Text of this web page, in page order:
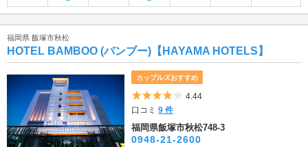
福岡県 飯塚市秋松
HOTEL BAMBOO (バンブー)【HAYAMA HOTELS】
カップルズおすすめ
5つ星のうち4
4.44
口コミ9 件
福岡県飯塚市秋松748-3
0948-21-2600